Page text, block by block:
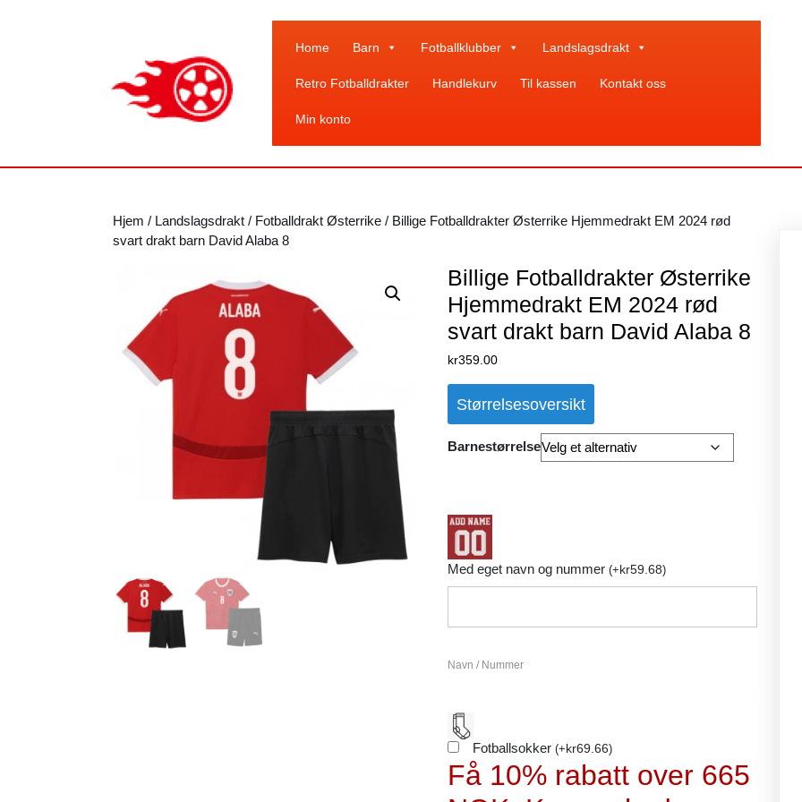
Home Barn Fotballklubber Landslagsdrakt
Retro Fotballdrakter Handlekurv Til kassen Kontakt oss
Min konto
Hjem / Landslagsdrakt / Fotballdrakt Østerrike / Billige Fotballdrakter Østerrike Hjemmedrakt EM 2024 rød
svart drakt barn David Alaba 8
Billige Fotballdrakter Østerrike
Hjemmedrakt EM 2024 rød
svart drakt barn David Alaba 8
kr359.00
Størrelsesoversikt
Barnestørrelse
Med eget navn og nummer(+kr59.68)
Navn / Nummer
Fotballsokker(+kr69.66)
Få 10% rabatt over 665